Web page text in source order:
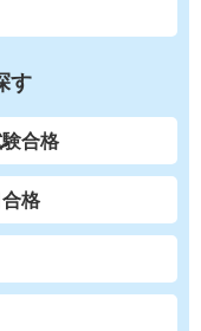
す
合格
格